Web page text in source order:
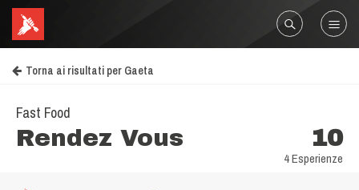
Torna ai risultati per Gaeta
Fast Food
Rendez Vous 10
4 Esperienze